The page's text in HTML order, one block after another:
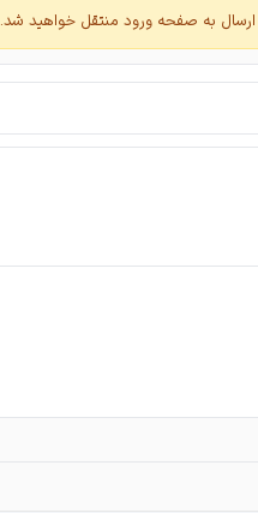
ارسال به صفحه ورود منتقل خواهید شد.